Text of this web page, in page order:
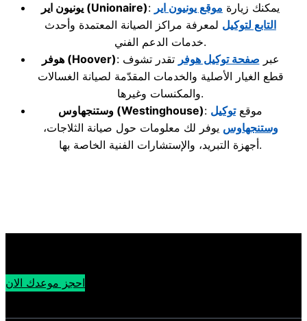
يونيون اير (Unionaire) : يمكنك زيارة موقع يونيون اير
التابع لتوكيل لمعرفة مراكز الصيانة المعتمدة وأحدث
خدمات الدعم الفني.
هوفر(Hoover) : عبر صفحة توكيل هوفر تقدر تشوف
قطع الغيار الأصلية والخدمات المقدّمة لصيانة الغسالات
والمكنسات وغيرها.
وستنجهاوس (Westinghouse) : موقعتوكيل
وستنجهاوس يوفر لك معلومات حول صيانة الثلاجات،
أجهزة التبريد، والإستشارات الفنية الخاصة بها.
احجز موعدك الان